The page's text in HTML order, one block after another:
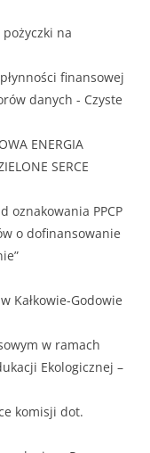
na
finansowej
danych - Czyste
ENERGIA
SERCE
oznakowania PPCP
o dofinansowanie
Kałkowie-Godowie
w ramach
Ekologicznej –
komisji dot.